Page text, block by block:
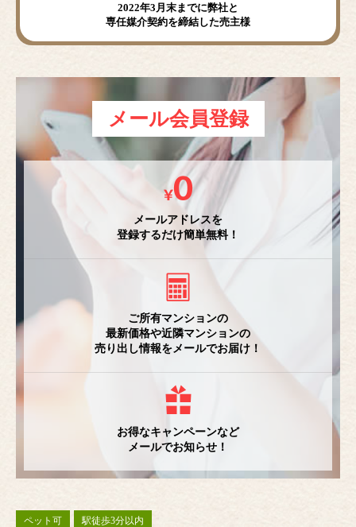
2022年3月末までに弊社と
専任媒介契約を締結した売主様
メール会員登録
メールアドレスを
登録するだけ簡単無料！
ご所有マンションの
最新価格や近隣マンションの
売り出し情報をメールでお届け！
お得なキャンペーンなど
メールでお知らせ！
ペット可 駅徒歩3分以内